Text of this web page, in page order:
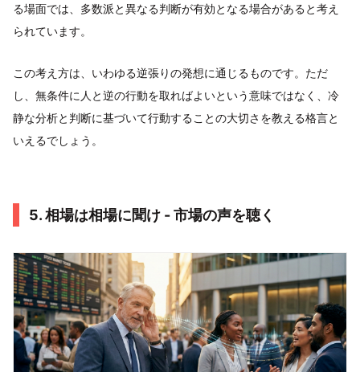
る場面では、多数派と異なる判断が有効となる場合があると考え
られています。
この考え方は、いわゆる逆張りの発想に通じるものです。ただ
し、無条件に人と逆の行動を取ればよいという意味ではなく、冷
静な分析と判断に基づいて行動することの大切さを教える格言と
いえるでしょう。
5. 相場は相場に聞け - 市場の声を聴く